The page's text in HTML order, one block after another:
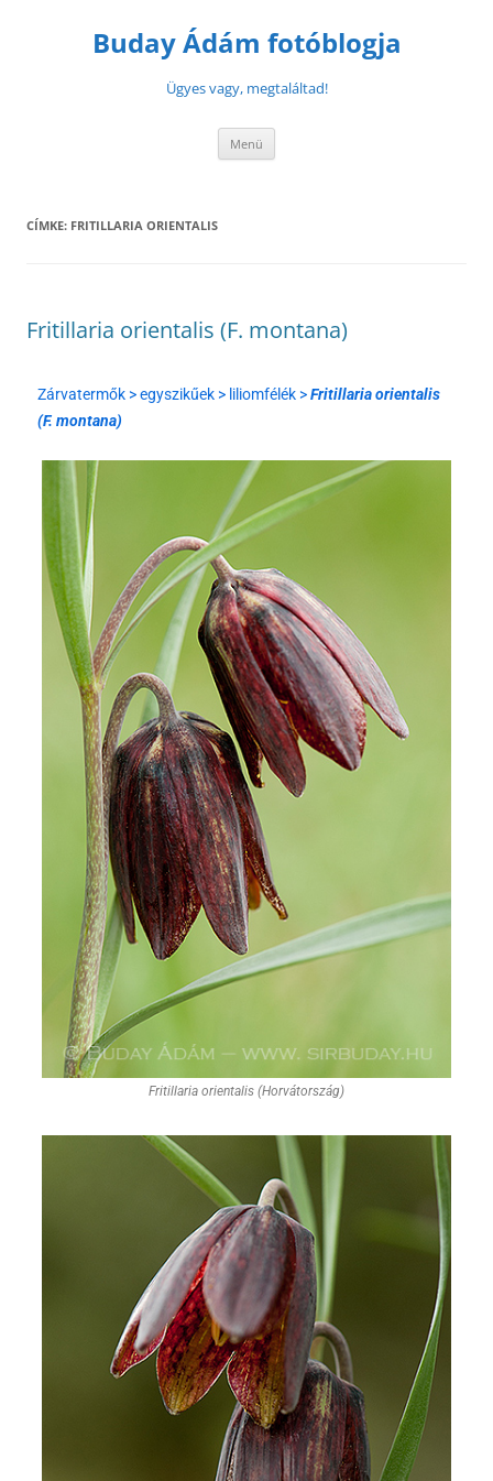
Buday Ádám fotóblogja
Ügyes vagy, megtaláltad!
Menü
CÍMKE: FRITILLARIA ORIENTALIS
Fritillaria orientalis (F. montana)
Zárvatermők > egyszikűek > liliomfélék >Fritillaria orientalis
(F. montana)
Fritillaria orientalis (Horvátország)